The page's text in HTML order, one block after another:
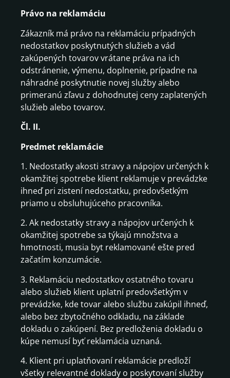
Právo na reklamáciu
Zákazník má právo na reklamáciu prípadných
nedostatkov poskytnutých služieb a vád
zakúpených tovarov vrátane práva na ich
odstránenie, výmenu, doplnenie, prípadne na
náhradné poskytnutie novej služby alebo
primeranú zľavu z dohodnutej ceny zaplatených
služieb alebo tovarov.
Čl. II.
Predmet reklamácie
1. Nedostatky akosti stravy a nápojov určených k
okamžitej spotrebe klient reklamuje v prevádzke
ihneď pri zistení nedostatku, predovšetkým
priamo u obsluhujúceho pracovníka.
2. Ak nedostatky stravy a nápojov určených k
okamžitej spotrebe sa týkajú množstva a
hmotnosti, musia byt reklamované ešte pred
začatím konzumácie.
3. Reklamáciu nedostatkov ostatného tovaru
alebo služieb klient uplatní predovšetkým v
prevádzke, kde tovar alebo službu zakúpil ihneď,
alebo bez zbytočného odkladu, na základe
dokladu o zakúpení. Bez predloženia dokladu o
kúpe nemusí byť reklamácia uznaná.
4. Klient pri uplatňovaní reklamácie predloží
všetky relevantné doklady o poskytovaní služby